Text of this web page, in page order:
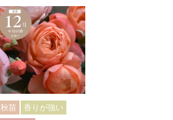
秋苗
香りが強い